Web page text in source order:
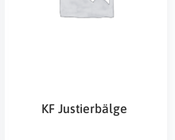
KF Justierbälge